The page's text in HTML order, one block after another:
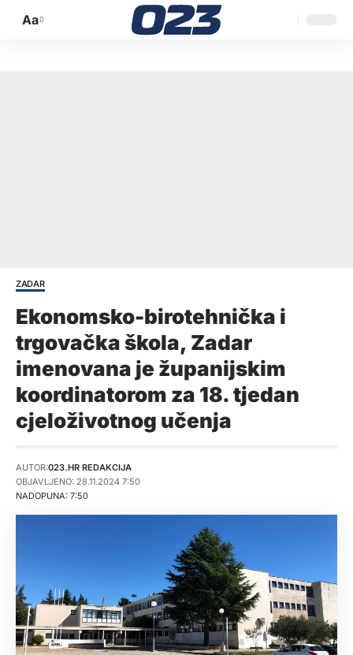
Promijeni
Aa
ZADAR
Ekonomsko-birotehnička i
trgovačka škola, Zadar
imenovana je županijskim
koordinatorom za 18. tjedan
cjeloživotnog učenja
NADOPUNA: 7:50
AUTOR:023.HR REDAKCIJA
OBJAVLJENO: 28.11.2024 7:50